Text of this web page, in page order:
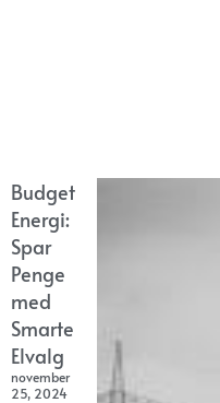
Budget
Energi:
Spar
Penge
med
Smarte
Elvalg
november
25, 2024